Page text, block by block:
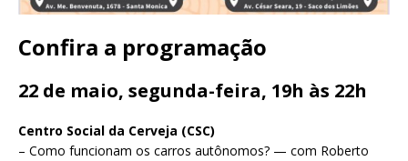
Confira a programação
22 de maio, segunda-feira, 19h às 22h
Centro Social da Cerveja (CSC)
– Como funcionam os carros autônomos? — com Roberto